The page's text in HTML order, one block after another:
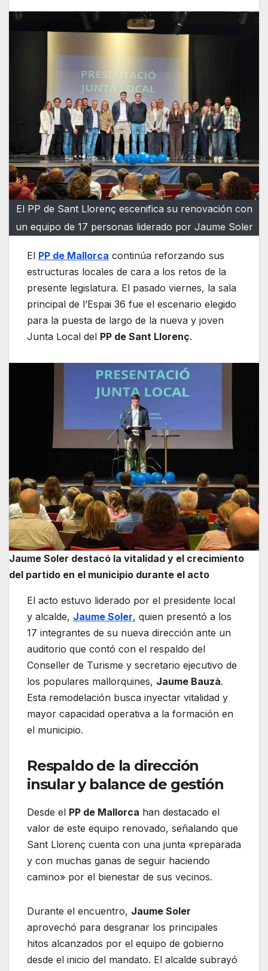
El PP de Sant Llorenç escenifica su renovación con
un equipo de 17 personas liderado por Jaume Soler
El PP de Mallorca continúa reforzando sus
estructuras locales de cara a los retos de la
presente legislatura. El pasado viernes, la sala
principal de l’Espai 36 fue el escenario elegido
para la puesta de largo de la nueva y joven
Junta Local del PP de Sant Llorenç.
Jaume Soler destacó la vitalidad y el crecimiento
del partido en el municipio durante el acto
El acto estuvo liderado por el presidente local
y alcalde, Jaume Soler, quien presentó a los
17 integrantes de su nueva dirección ante un
auditorio que contó con el respaldo del
Conseller de Turisme y secretario ejecutivo de
los populares mallorquines, Jaume Bauzà.
Esta remodelación busca inyectar vitalidad y
mayor capacidad operativa a la formación en
el municipio.
Respaldo de la dirección
insular y balance de gestión
Desde el PP de Mallorca han destacado el
valor de este equipo renovado, señalando que
Sant Llorenç cuenta con una junta «preparada
y con muchas ganas de seguir haciendo
camino» por el bienestar de sus vecinos.
Durante el encuentro, Jaume Soler
aprovechó para desgranar los principales
hitos alcanzados por el equipo de gobierno
desde el inicio del mandato. El alcalde subrayó